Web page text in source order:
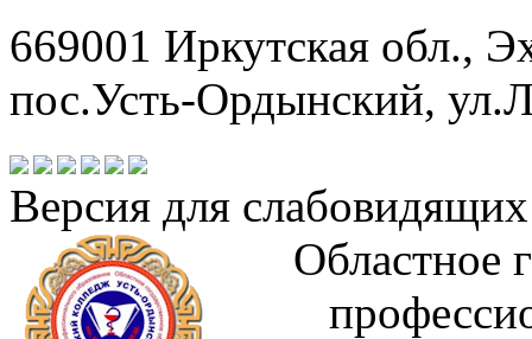
669001 Иркутская обл.,
пос.Усть-Ордынский,
Версия для слабовидящих
Областное